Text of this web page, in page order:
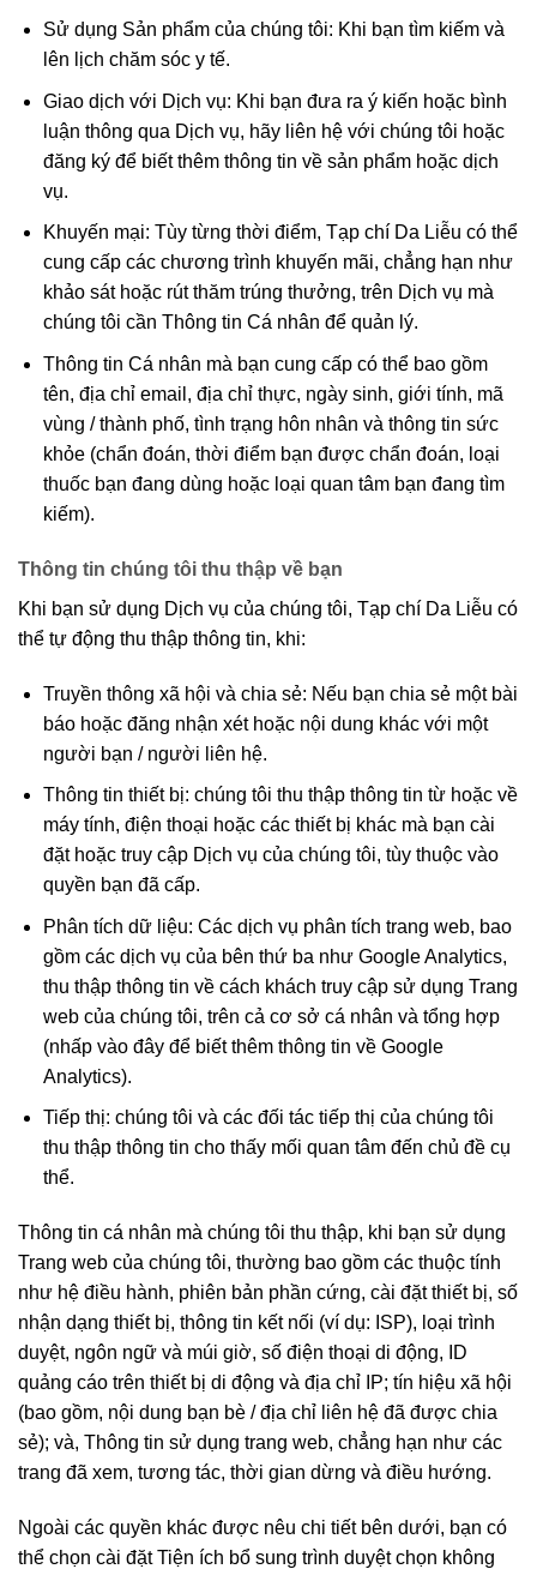
Sử dụng Sản phẩm của chúng tôi: Khi bạn tìm kiếm và
lên lịch chăm sóc y tế.
Giao dịch với Dịch vụ: Khi bạn đưa ra ý kiến ​​hoặc bình
luận thông qua Dịch vụ, hãy liên hệ với chúng tôi hoặc
đăng ký để biết thêm thông tin về sản phẩm hoặc dịch
vụ.
Khuyến mại: Tùy từng thời điểm, Tạp chí Da Liễu có thể
cung cấp các chương trình khuyến mãi, chẳng hạn như
khảo sát hoặc rút thăm trúng thưởng, trên Dịch vụ mà
chúng tôi cần Thông tin Cá nhân để quản lý.
Thông tin Cá nhân mà bạn cung cấp có thể bao gồm
tên, địa chỉ email, địa chỉ thực, ngày sinh, giới tính, mã
vùng / thành phố, tình trạng hôn nhân và thông tin sức
khỏe (chẩn đoán, thời điểm bạn được chẩn đoán, loại
thuốc bạn đang dùng hoặc loại quan tâm bạn đang tìm
kiếm).
Thông tin chúng tôi thu thập về bạn
Khi bạn sử dụng Dịch vụ của chúng tôi, Tạp chí Da Liễu có
thể tự động thu thập thông tin, khi:
Truyền thông xã hội và chia sẻ: Nếu bạn chia sẻ một bài
báo hoặc đăng nhận xét hoặc nội dung khác với một
người bạn / người liên hệ.
Thông tin thiết bị: chúng tôi thu thập thông tin từ hoặc về
máy tính, điện thoại hoặc các thiết bị khác mà bạn cài
đặt hoặc truy cập Dịch vụ của chúng tôi, tùy thuộc vào
quyền bạn đã cấp.
Phân tích dữ liệu: Các dịch vụ phân tích trang web, bao
gồm các dịch vụ của bên thứ ba như Google Analytics,
thu thập thông tin về cách khách truy cập sử dụng Trang
web của chúng tôi, trên cả cơ sở cá nhân và tổng hợp
(nhấp vào đây để biết thêm thông tin về Google
Analytics).
Tiếp thị: chúng tôi và các đối tác tiếp thị của chúng tôi
thu thập thông tin cho thấy mối quan tâm đến chủ đề cụ
thể.
Thông tin cá nhân mà chúng tôi thu thập, khi bạn sử dụng
Trang web của chúng tôi, thường bao gồm các thuộc tính
như hệ điều hành, phiên bản phần cứng, cài đặt thiết bị, số
nhận dạng thiết bị, thông tin kết nối (ví dụ: ISP), loại trình
duyệt, ngôn ngữ và múi giờ, số điện thoại di động, ID
quảng cáo trên thiết bị di động và địa chỉ IP; tín hiệu xã hội
(bao gồm, nội dung bạn bè / địa chỉ liên hệ đã được chia
sẻ); và, Thông tin sử dụng trang web, chẳng hạn như các
trang đã xem, tương tác, thời gian dừng và điều hướng.
Ngoài các quyền khác được nêu chi tiết bên dưới, bạn có
thể chọn cài đặt Tiện ích bổ sung trình duyệt chọn không